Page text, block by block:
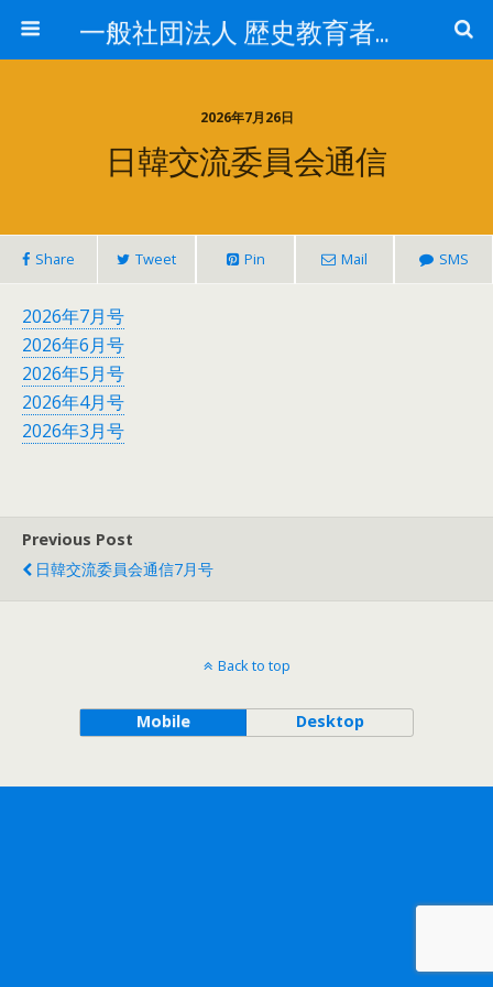
一般社団法人 歴史教育者協議会
2026年7月26日
日韓交流委員会通信
Share Tweet Pin Mail SMS
2026年7月号
2026年6月号
2026年5月号
2026年4月号
2026年3月号
Previous Post
日韓交流委員会通信7月号
Back to top
Mobile Desktop